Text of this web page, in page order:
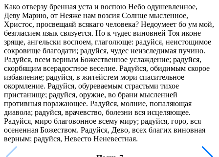
Како отверзу бренная уста и воспою Небо одушевленное,
Деву Марию, от Неяже нам возсия Солнце мысленное,
Христос, просвещаяй всякаго человека? Недоумеет бо ум мой,
безгласием язык связуется. Но к чудес виновней Тоя иконе
зряще, ангельски воспоем, глаголюще: радуйся, неистощимое
сокровище благодати; радуйся, чудес неизследимая пучино.
Радуйся, всем верным Божественное услаждение; радуйся,
скорбящим всерадостное веселие. Радуйся, обидимым скорое
избавление; радуйся, в житейстем мори спасительное
окормление. Радуйся, обуреваемым страстьми тихое
пристанище; радуйся, оружие, во брани мысленней
противныя поражающее. Радуйся, молние, попаляющая
диавола; радуйся, врачевство, болезни вся исцеляющее.
Радуйся, миро благовонное всему миру; радуйся, горо, вся
осененная Божеством. Радуйся, Дево, всех благих виновная
верным; радуйся, Невесто Неневестная.